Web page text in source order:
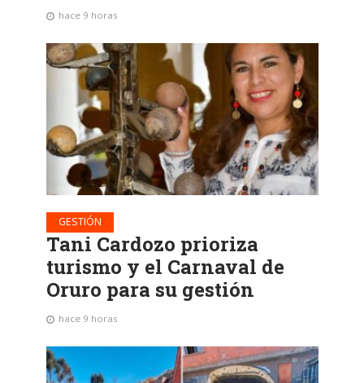
hace 9 horas
GESTIÓN
Tani Cardozo prioriza
turismo y el Carnaval de
Oruro para su gestión
hace 9 horas